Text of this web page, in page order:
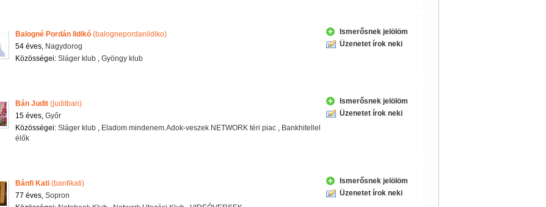
Balogné Pordán Ildikó(balognepordanildiko)
54 éves, Nagydorog
Közösségei: Sláger klub, Gyöngy klub
Ismerősnek jelölöm
Üzenetet írok neki
Bán Judit(juditban)
15 éves, Győr
Közösségei: Sláger klub, Eladom mindenem.Adok-veszek NETWORK téri piac, Bankhitellel
élők
Ismerősnek jelölöm
Üzenetet írok neki
Bánfi Kati(banfikati)
77 éves, Sopron
Ismerősnek jelölöm
Üzenetet írok neki